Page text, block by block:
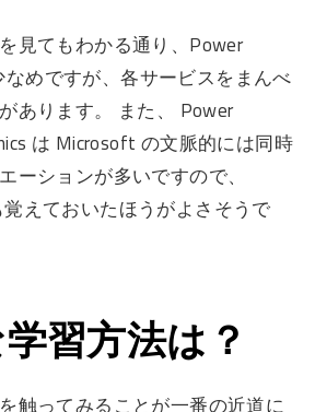
見てもわかる通り、Power
めですが、各サービスをまんべ
あります。 また、 Power
は Microsoft の文脈的には同時
ーションが多いですので、
覚えておいたほうがよさそうで
習方法は？
触ってみることが一番の近道に